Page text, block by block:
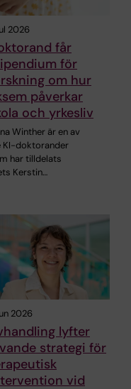
2026
får
för
om hur
påverkar
och yrkesliv
Winther är en av
KI-doktorander
har tilldelats
Kerstin…
2026
lyfter
strategi för
vid